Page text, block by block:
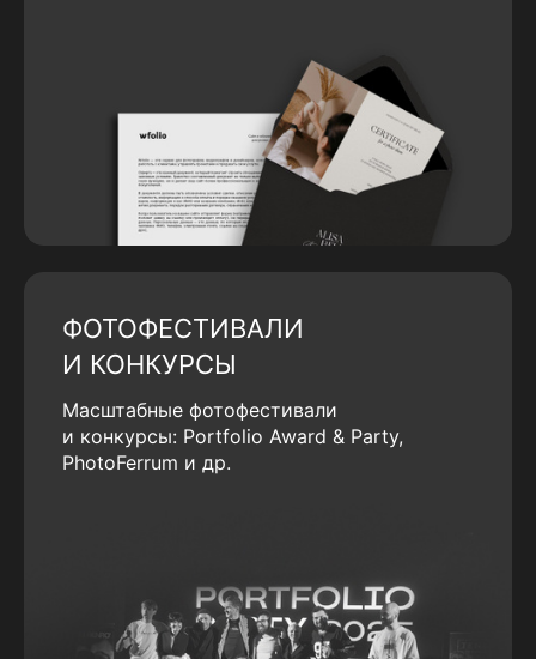
ФОТОФЕСТИВАЛИ
И КОНКУРСЫ
Масштабные фотофестивали
и конкурсы: Portfolio Award & Party,
PhotoFerrum и др.